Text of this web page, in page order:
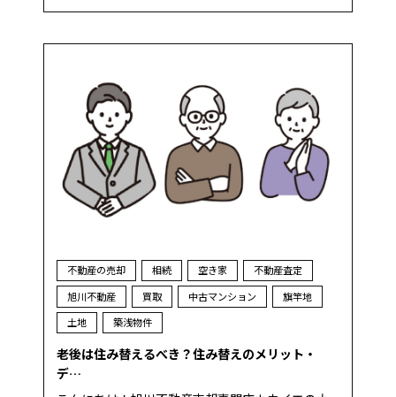
不動産の売却 相続 空き家
不動産査定
旭川不動産
買取 中古マンション
旗竿地
土地
築浅物件
老後は住み替えるべき？住み替えのメリット・
デ…